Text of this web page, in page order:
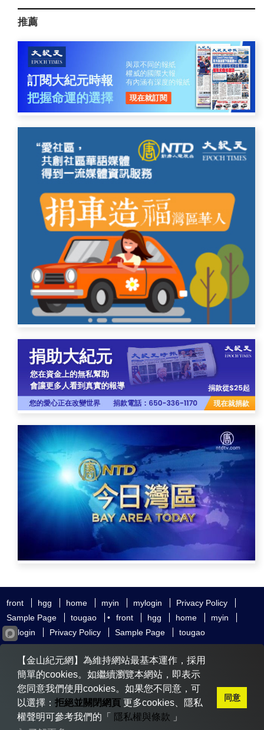
推薦
front hgg home myin mylogin
Privacy Policy
Sample Page
tougao • front hgg home
myin
mylogin
Privacy Policy Sample Page tougao
友好鏈接 追查國際 新唐人電視
神韻藝術團
大紀元時報
希望之聲 全球退黨服務中心 明慧網
無界網
Copyright © 2020-2026 金山紀元. All Rights Reserved.
【金山紀元網】為維持網站最基本運作，採用
簡單的cookies。如繼續瀏覽本網站，即表示
您同意我們使用cookies。如果您不同意，可
以選擇： 拒絕並關閉網頁更多cookies、隱私
權聲明可參考我們的「
隱私權與條款 」
同意